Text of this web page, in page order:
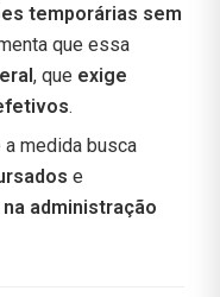
temporárias sem
que essa
, que exige
.
medida busca
e
administração